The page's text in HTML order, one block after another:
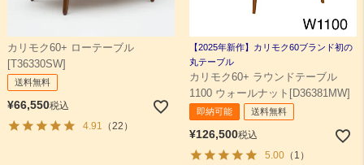
カリモク60+ ローテーブル
[T36330SW]
送料無料
¥66,550税込
4.91 （22）
【2025年新作】カリモク60ブランド初の
丸テーブル
カリモク60+ ラウンドテーブル
1100 ウォールナット[D36381MW]
即納可能 送料無料
¥126,500税込
5.00（1）